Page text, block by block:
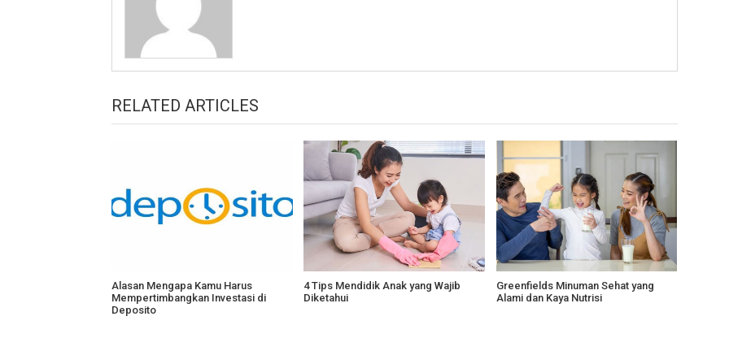
RELATED ARTICLES
Alasan Mengapa Kamu Harus
Mempertimbangkan Investasi di
Deposito
4 Tips Mendidik Anak yang Wajib
Diketahui
Greenfields Minuman Sehat yang
Alami dan Kaya Nutrisi